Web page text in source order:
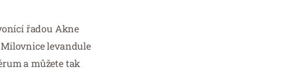
řadou Akne
levandule
a můžete tak